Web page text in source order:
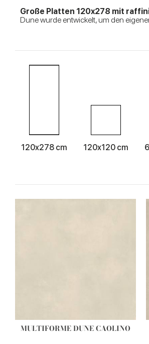
Große Platten 120x278 mit
Dune wurde entwickelt, um den
120x278 cm 120x120 cm
MULTIFORME DUNE CAOLINO